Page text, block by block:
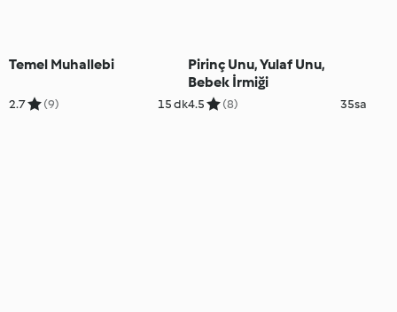
Temel Muhallebi
2.7 (9) 15 dk
Pirinç Unu, Yulaf Unu,
Bebek İrmiği
4.5 (8) 35sa